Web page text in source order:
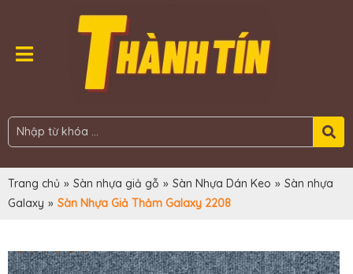
Trang chủ » Sàn nhựa giả gỗ » Sàn Nhựa Dán Keo » Sàn nhựa
Galaxy » Sàn Nhựa Giả Thảm Galaxy 2208